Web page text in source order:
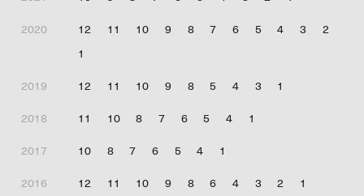
2020 12 11 10 9 8 7 6 5 4 3
2
1
2019 12 11 10 9 8 5 4 3 1
2018 11 10 8 7 6 5 4 1
2017 10 8 7 6 5 4 1
2016 12 11 10 9 8 6 4 3 2 1